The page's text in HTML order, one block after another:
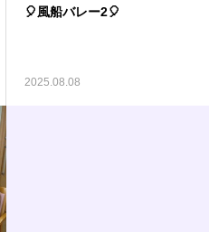
🎈風船バレー2🎈
2025.08.08